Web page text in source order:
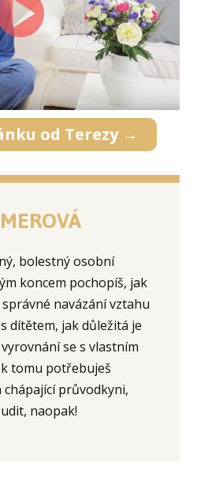
od Terezy →
bolestný osobní
koncem pochopíš, jak
navázání vztahu
dítětem, jak důležitá je
se s vlastním
tomu potřebuješ
průvodkyni,
naopak!